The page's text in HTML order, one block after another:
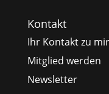
Kontakt
Ihr Kontakt zu mir
Mitglied werden
Newsletter